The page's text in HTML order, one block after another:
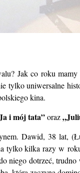
Jak co roku
uniwersalne
kina.
i mój tata”oraz
Dawid, 38 lat,
tylko kilka razy w
niego dotrzeć,